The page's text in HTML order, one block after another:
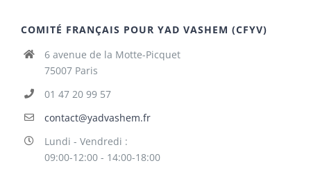
COMITÉ FRANÇAIS POUR YAD VASHEM (CFYV)
6 avenue de la Motte-Picquet
75007 Paris
01 47 20 99 57
contact@yadvashem.fr
Lundi - Vendredi :
09:00-12:00 - 14:00-18:00